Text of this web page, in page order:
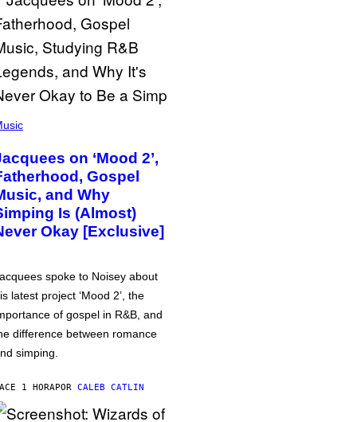
on ‘Mood 2’,
Gospel
and Why
Is (Almost)
Okay [Exclusive]
spoke to Noisey about
latest project ‘Mood 2’, the
of gospel in R&B, and
difference between romance
simping.
1 HORAPOR CALEB CATLIN